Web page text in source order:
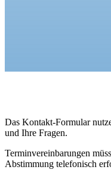
Das Kontakt-Formular
und Ihre Fragen.
Terminvereinbarungen
Abstimmung telefonisch